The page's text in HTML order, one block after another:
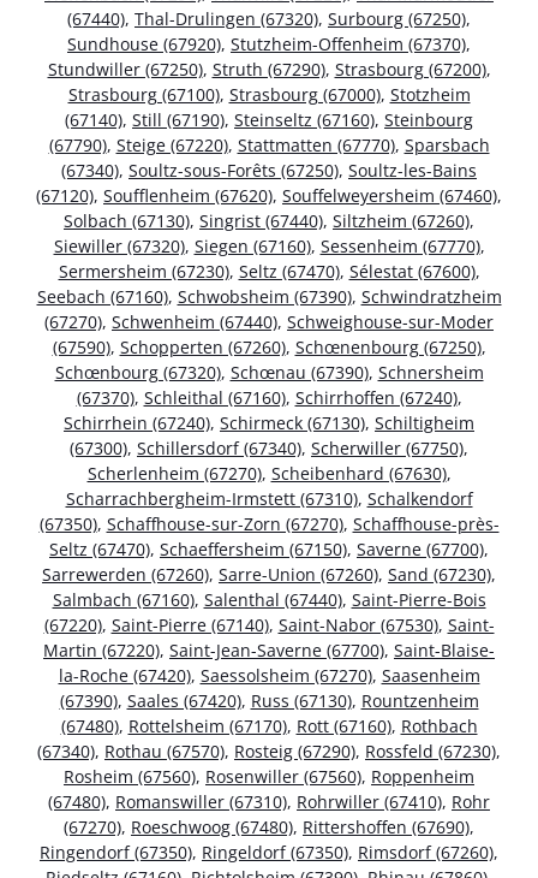
(67440), Thal-Drulingen (67320), Surbourg (67250),
Sundhouse (67920), Stutzheim-Offenheim (67370),
Stundwiller (67250), Struth (67290), Strasbourg (67200),
Strasbourg (67100), Strasbourg (67000), Stotzheim
(67140), Still (67190), Steinseltz (67160), Steinbourg
(67790), Steige (67220), Stattmatten (67770), Sparsbach
(67340), Soultz-sous-Forêts (67250), Soultz-les-Bains
(67120), Soufflenheim (67620), Souffelweyersheim (67460),
Solbach (67130), Singrist (67440), Siltzheim (67260),
Siewiller (67320), Siegen (67160), Sessenheim (67770),
Sermersheim (67230), Seltz (67470), Sélestat (67600),
Seebach (67160), Schwobsheim (67390), Schwindratzheim
(67270), Schwenheim (67440), Schweighouse-sur-Moder
(67590), Schopperten (67260), Schœnenbourg (67250),
Schœnbourg (67320), Schœnau (67390), Schnersheim
(67370), Schleithal (67160), Schirrhoffen (67240),
Schirrhein (67240), Schirmeck (67130), Schiltigheim
(67300), Schillersdorf (67340), Scherwiller (67750),
Scherlenheim (67270), Scheibenhard (67630),
Scharrachbergheim-Irmstett (67310), Schalkendorf
(67350), Schaffhouse-sur-Zorn (67270), Schaffhouse-près-
Seltz (67470), Schaeffersheim (67150), Saverne (67700),
Sarrewerden (67260), Sarre-Union (67260), Sand (67230),
Salmbach (67160), Salenthal (67440), Saint-Pierre-Bois
(67220), Saint-Pierre (67140), Saint-Nabor (67530), Saint-
Martin (67220), Saint-Jean-Saverne (67700), Saint-Blaise-
la-Roche (67420), Saessolsheim (67270), Saasenheim
(67390), Saales (67420), Russ (67130), Rountzenheim
(67480), Rottelsheim (67170), Rott (67160), Rothbach
(67340), Rothau (67570), Rosteig (67290), Rossfeld (67230),
Rosheim (67560), Rosenwiller (67560), Roppenheim
(67480), Romanswiller (67310), Rohrwiller (67410), Rohr
(67270), Roeschwoog (67480), Rittershoffen (67690),
Ringendorf (67350), Ringeldorf (67350), Rimsdorf (67260),